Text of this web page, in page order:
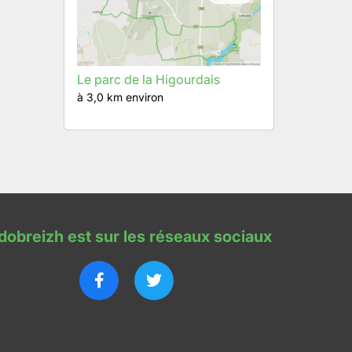
Le parc de la Higourdais
à 3,0 km environ
est sur les réseaux sociaux